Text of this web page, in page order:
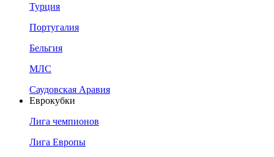
Турция
Португалия
Бельгия
МЛС
Саудовская Аравия
Еврокубки
Лига чемпионов
Лига Европы